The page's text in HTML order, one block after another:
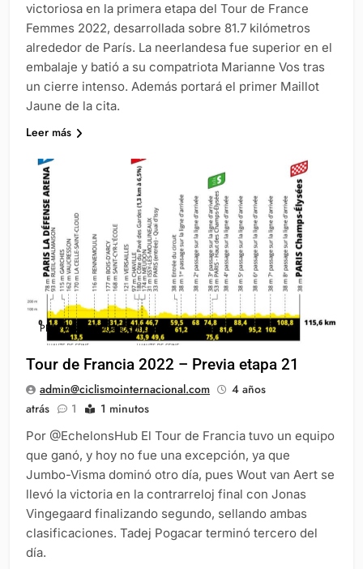
victoriosa en la primera etapa del Tour de France
Femmes 2022, desarrollada sobre 81.7 kilómetros
alrededor de París. La neerlandesa fue superior en el
embalaje y batió a su compatriota Marianne Vos tras
un cierre intenso. Además portará el primer Maillot
Jaune de la cita.
Leer más
PREVIAS TOUR DE FRANCE
Tour de Francia 2022 – Previa etapa 21
admin@ciclismointernacional.com
4 años
atrás
1 1 minutos
Por @EchelonsHub El Tour de Francia tuvo un equipo
que ganó, y hoy no fue una excepción, ya que
Jumbo-Visma dominó otro día, pues Wout van Aert se
llevó la victoria en la contrarreloj final con Jonas
Vingegaard finalizando segundo, sellando ambas
clasificaciones. Tadej Pogacar terminó tercero del
día.